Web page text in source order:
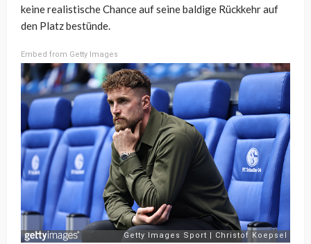
keine realistische Chance auf seine baldige Rückkehr auf
den Platz bestünde.
Embed from Getty Images